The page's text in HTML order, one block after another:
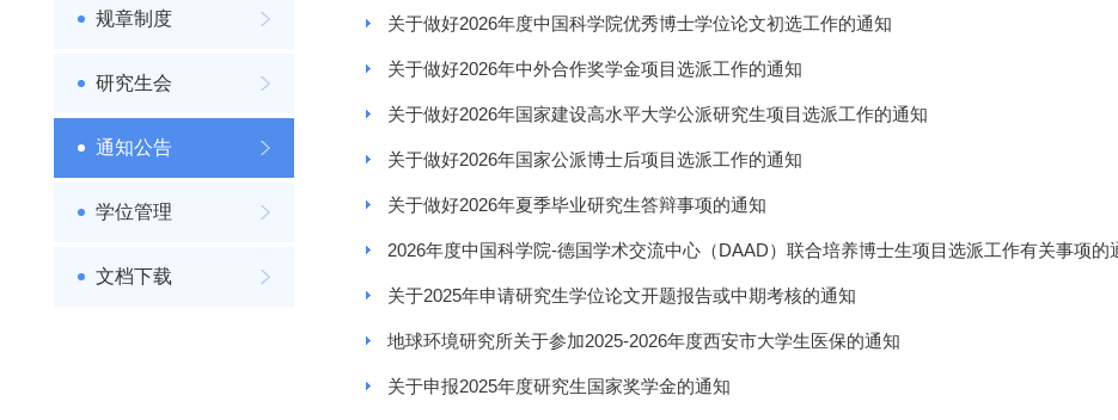
规章制度
研究生会
通知公告
学位管理
文档下载
关于做好2026年度中国科学院优秀博士学位论文初选工作的通知
关于做好2026年中外合作奖学金项目选派工作的通知
关于做好2026年国家建设高水平大学公派研究生项目选派工作的通知
关于做好2026年国家公派博士后项目选派工作的通知
关于做好2026年夏季毕业研究生答辩事项的通知
2026年度中国科学院-德国学术交流中心（DAAD）联合培养博士生项目选派工作有关事项的
关于2025年申请研究生学位论文开题报告或中期考核的通知
地球环境研究所关于参加2025-2026年度西安市大学生医保的通知
关于申报2025年度研究生国家奖学金的通知